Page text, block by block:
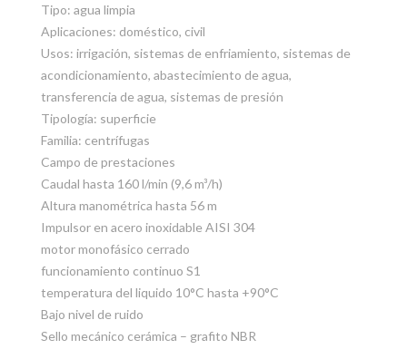
Tipo: agua limpia
Aplicaciones: doméstico, civil
Usos: irrigación, sistemas de enfriamiento, sistemas de
acondicionamiento, abastecimiento de agua,
transferencia de agua, sistemas de presión
Tipología: superficie
Familia: centrífugas
Campo de prestaciones
Caudal hasta 160 l/min (9,6 m³/h)
Altura manométrica hasta 56 m
Impulsor en acero inoxidable AISI 304
motor monofásico cerrado
funcionamiento continuo S1
temperatura del liquido 10°C hasta +90°C
Bajo nivel de ruido
Sello mecánico cerámica – grafito NBR